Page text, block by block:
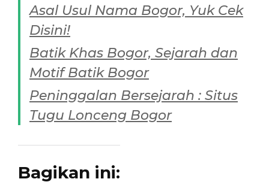
Asal Usul Nama Bogor, Yuk Cek
Disini!
Batik Khas Bogor, Sejarah dan
Motif Batik Bogor
Peninggalan Bersejarah : Situs
Tugu Lonceng Bogor
Bagikan ini: